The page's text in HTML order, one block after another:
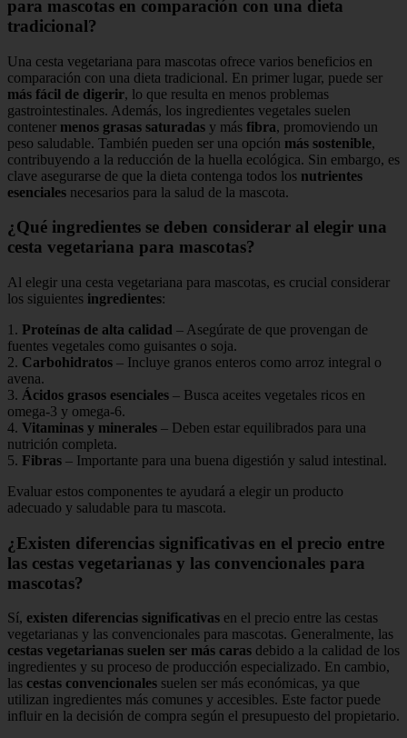
para mascotas en comparación con una dieta
tradicional?
Una cesta vegetariana para mascotas ofrece varios beneficios en
comparación con una dieta tradicional. En primer lugar, puede ser
más fácil de digerir, lo que resulta en menos problemas
gastrointestinales. Además, los ingredientes vegetales suelen
contener menos grasas saturadas y más fibra, promoviendo un
peso saludable. También pueden ser una opción más sostenible,
contribuyendo a la reducción de la huella ecológica. Sin embargo, es
clave asegurarse de que la dieta contenga todos los nutrientes
esenciales necesarios para la salud de la mascota.
¿Qué ingredientes se deben considerar al elegir una
cesta vegetariana para mascotas?
Al elegir una cesta vegetariana para mascotas, es crucial considerar
los siguientes ingredientes:
1. Proteínas de alta calidad – Asegúrate de que provengan de
fuentes vegetales como guisantes o soja.
2. Carbohidratos – Incluye granos enteros como arroz integral o
avena.
3. Ácidos grasos esenciales – Busca aceites vegetales ricos en
omega-3 y omega-6.
4. Vitaminas y minerales – Deben estar equilibrados para una
nutrición completa.
5. Fibras – Importante para una buena digestión y salud intestinal.
Evaluar estos componentes te ayudará a elegir un producto
adecuado y saludable para tu mascota.
¿Existen diferencias significativas en el precio entre
las cestas vegetarianas y las convencionales para
mascotas?
Sí, existen diferencias significativas en el precio entre las cestas
vegetarianas y las convencionales para mascotas. Generalmente, las
cestas vegetarianas suelen ser más caras debido a la calidad de los
ingredientes y su proceso de producción especializado. En cambio,
las cestas convencionales suelen ser más económicas, ya que
utilizan ingredientes más comunes y accesibles. Este factor puede
influir en la decisión de compra según el presupuesto del propietario.